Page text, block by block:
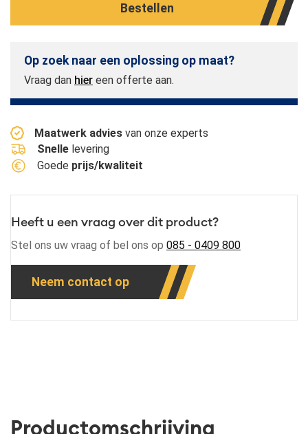
Bestellen
Op zoek naar een oplossing op maat?
Vraag dan hier een offerte aan.
Maatwerk advies van onze experts
Snelle levering
Goede prijs/kwaliteit
Heeft u een vraag over dit product?
Stel ons uw vraag of bel ons op 085 - 0409 800
Neem contact op
Productomschrijving